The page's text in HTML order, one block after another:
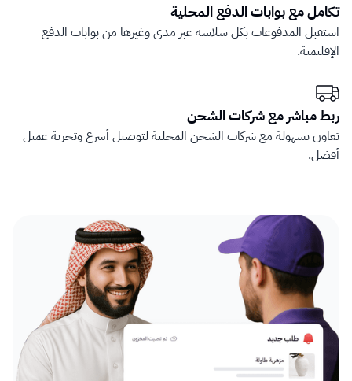
تكامل مع بوابات الدفع المحلية
الإقليمية.
ربط مباشر مع شركات الشحن
أفضل.